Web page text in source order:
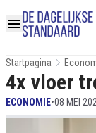
Startpagina
4x vloer
ECONOMIE•08 MEI